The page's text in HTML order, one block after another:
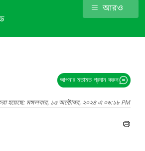
আরও
আপনার মতামত প্রদান করুন
হয়েছে: মঙ্গলবার, ১৫ অক্টোবর, ২০২৪ এ ০৬:১৮ PM